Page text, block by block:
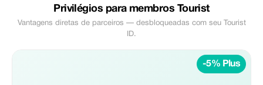
Privilégios para membros Tourist
Vantagens diretas de parceiros — desbloqueadas com seu Tourist
ID.
-5% Plus